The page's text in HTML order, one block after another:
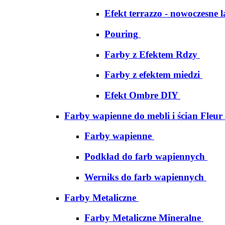
Efekt terrazzo - nowoczesne
Pouring
Farby z Efektem Rdzy
Farby z efektem miedzi
Efekt Ombre DIY
Farby wapienne do mebli i ścian Fleur
Farby wapienne
Podkład do farb wapiennych
Werniks do farb wapiennych
Farby Metaliczne
Farby Metaliczne Mineralne